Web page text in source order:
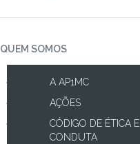
QUEM SOMOS
A AP1MC
AÇÕES
CÓDIGO DE ÉTICA E
CONDUTA